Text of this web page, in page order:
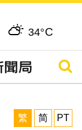
34°C
搜尋
繁
简 PT